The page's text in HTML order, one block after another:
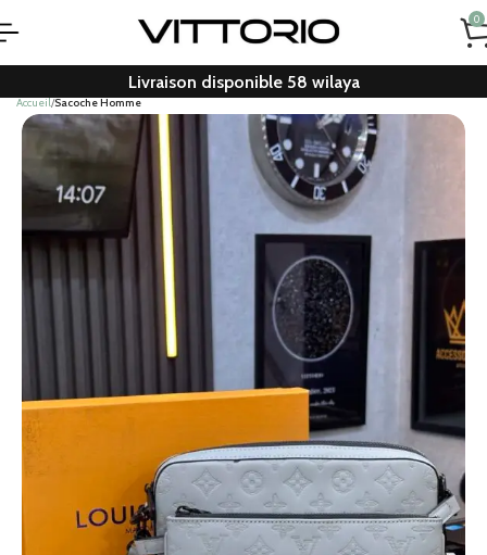
0
Livraison disponible 58 wilaya
Accueil Sacoche Homme